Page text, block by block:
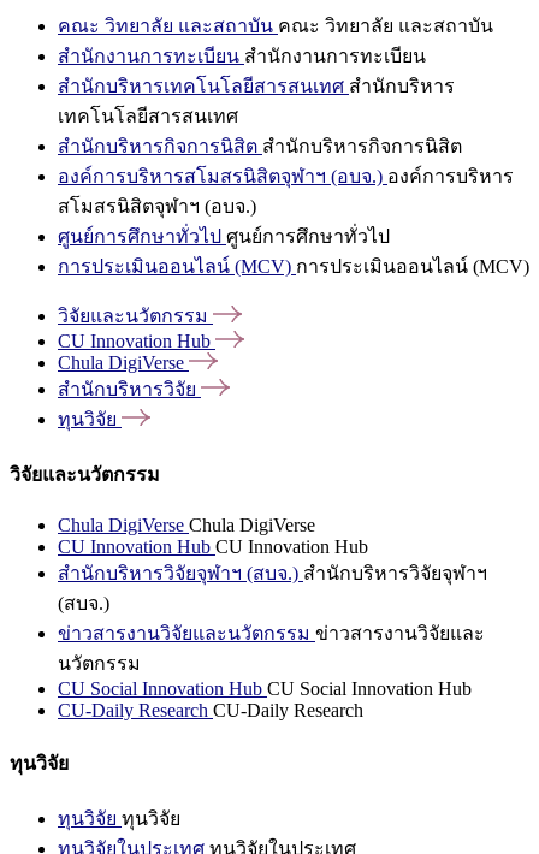
คณะ วิทยาลัย และสถาบัน คณะ วิทยาลัย และสถาบัน
สำนักงานการทะเบียน สำนักงานการทะเบียน
สำนักบริหารเทคโนโลยีสารสนเทศ สำนักบริหาร
เทคโนโลยีสารสนเทศ
สำนักบริหารกิจการนิสิต สำนักบริหารกิจการนิสิต
องค์การบริหารสโมสรนิสิตจุฬาฯ (อบจ.) องค์การบริหาร
สโมสรนิสิตจุฬาฯ (อบจ.)
ศูนย์การศึกษาทั่วไป ศูนย์การศึกษาทั่วไป
การประเมินออนไลน์ (MCV) การประเมินออนไลน์ (MCV)
วิจัยและนวัตกรรม
CU Innovation Hub
Chula DigiVerse
สำนักบริหารวิจัย
ทุนวิจัย
วิจัยและนวัตกรรม
Chula DigiVerse Chula DigiVerse
CU Innovation Hub CU Innovation Hub
สำนักบริหารวิจัยจุฬาฯ (สบจ.) สำนักบริหารวิจัยจุฬาฯ
(สบจ.)
ข่าวสารงานวิจัยและนวัตกรรม ข่าวสารงานวิจัยและ
นวัตกรรม
CU Social Innovation Hub CU Social Innovation Hub
CU-Daily Research CU-Daily Research
ทุนวิจัย
ทุนวิจัย ทุนวิจัย
ทุนวิจัยในประเทศ ทุนวิจัยในประเทศ